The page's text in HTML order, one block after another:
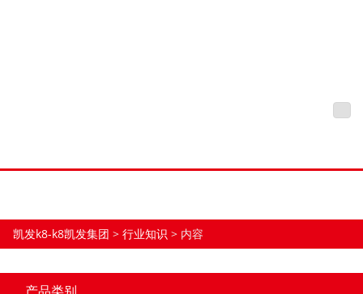
凯发k8-k8凯发集团 > 行业知识 > 内容